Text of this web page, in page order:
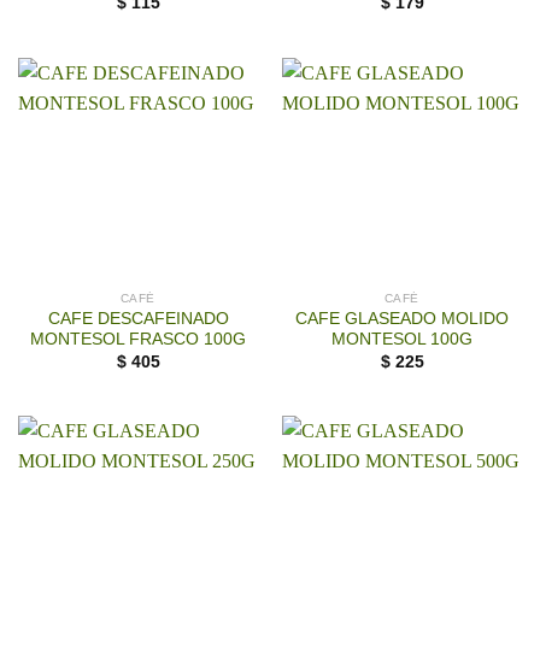
CAFÉ
CAFE DESCAFEINADO
MONTESOL FRASCO 100G
$ 405
CAFÉ
CAFE GLASEADO MOLIDO
MONTESOL 100G
$ 225